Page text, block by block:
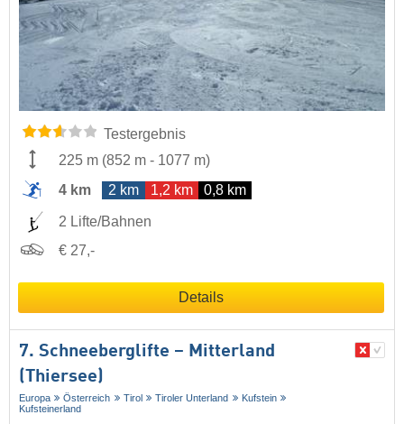
Testergebnis
225 m (852 m - 1077 m)
4 km
2 km 1,2 km 0,8 km
2 Lifte/Bahnen
€ 27,-
Details
7. Schneeberglifte – Mitterland
(Thiersee)
Europa Österreich Tirol Tiroler Unterland
Kufstein
Kufsteinerland